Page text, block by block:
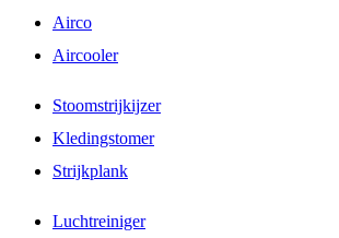
Airco
Aircooler
Stoomstrijkijzer
Kledingstomer
Strijkplank
Luchtreiniger